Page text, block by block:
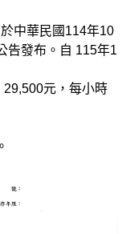
中華民國114年10
告發布。自 115年1
元，每小時